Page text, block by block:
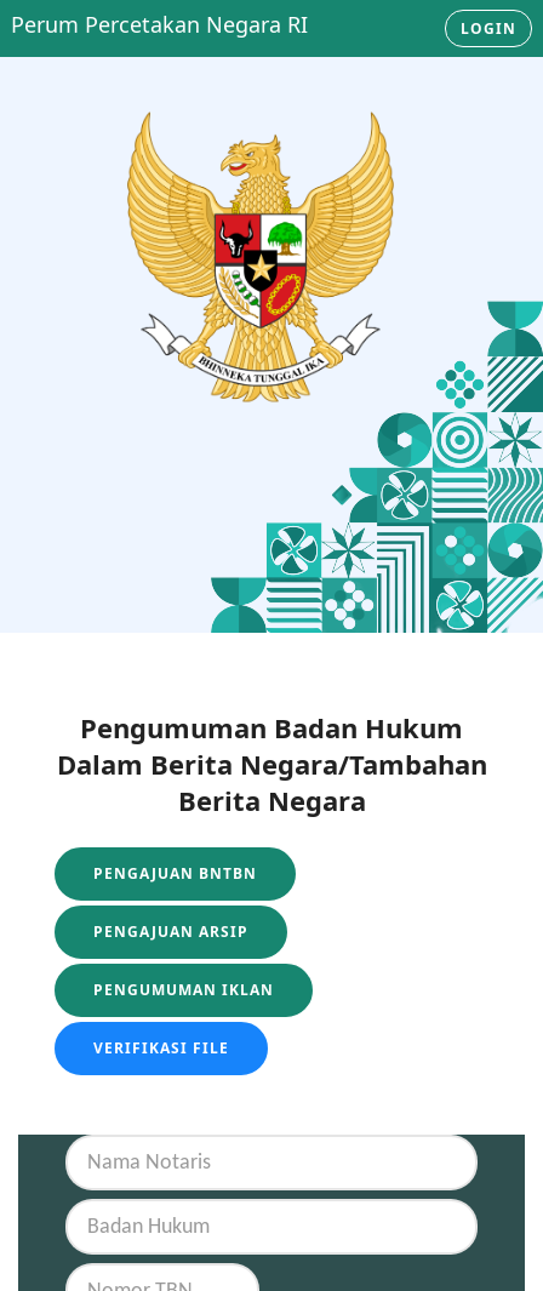
Perum Percetakan Negara RI LOGIN
Pengumuman Badan Hukum
Dalam Berita Negara/Tambahan
Berita Negara
PENGAJUAN BNTBN
PENGAJUAN ARSIP
PENGUMUMAN IKLAN
VERIFIKASI FILE